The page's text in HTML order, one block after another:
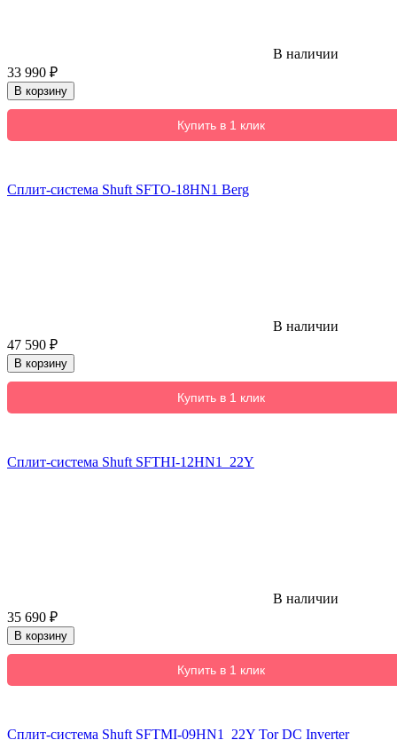
В наличии
33 990 ₽
В корзину
Купить в 1 клик
Сплит-система Shuft SFTO-18HN1 Berg
В наличии
47 590 ₽
В корзину
Купить в 1 клик
Сплит-система Shuft SFTHI-12HN1_22Y
В наличии
35 690 ₽
В корзину
Купить в 1 клик
Сплит-система Shuft SFTMI-09HN1_22Y Tor DC Inverter